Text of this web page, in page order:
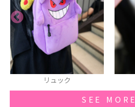
キーホルダー
SEE MORE